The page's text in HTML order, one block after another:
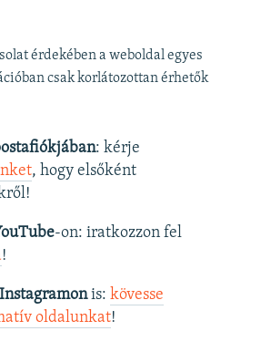
érdekében a weboldal egyes
csak korlátozottan érhetők
: kérje
, hogy elsőként
-on: iratkozzon fel
!
Instagramonis: kövesse
oldalunkat! ​